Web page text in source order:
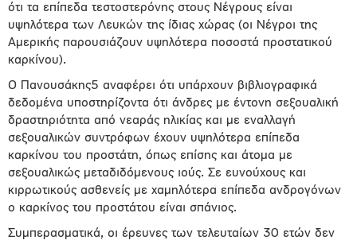
ότι τα επίπεδα τεστοστερόνης στους Νέγρους είναι
υψηλότερα των Λευκών της ίδιας χώρας (οι Νέγροι της
Αμερικής παρουσιάζουν υψηλότερα ποσοστά προστατικού
καρκίνου).
Ο Πανουσάκης5 αναφέρει ότι υπάρχουν βιβλιογραφικά
δεδομένα υποστηρίζοντα ότι άνδρες με έντονη σεξουαλική
δραστηριότητα από νεαράς ηλικίας και με εναλλαγή
σεξουαλικών συντρόφων έχουν υψηλότερα επίπεδα
καρκίνου του προστάτη, όπως επίσης και άτομα με
σεξουαλικώς μεταδιδόμενους ιούς. Σε ευνούχους και
κιρρωτικούς ασθενείς με χαμηλότερα επίπεδα ανδρογόνων
ο καρκίνος του προστάτου είναι σπάνιος.
Συμπερασματικά, οι έρευνες των τελευταίων 30 ετών δεν